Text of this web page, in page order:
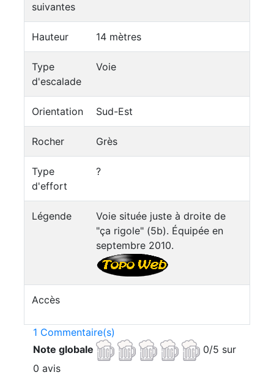
suivantes
Hauteur 14 mètres
Type
d'escalade
Voie
Orientation Sud-Est
Rocher Grès
Type
d'effort
?
Légende
Voie située juste à droite de
"ça rigole" (5b). Équipée en
septembre 2010.
Accès
1 Commentaire(s)
Note globale
0/5 sur
0 avis